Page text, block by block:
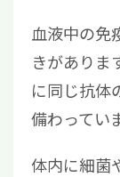
血液中の免
きがありま
に同じ抗体
備わってい
体内に細菌